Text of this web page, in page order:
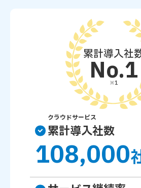
累計導入社
No.1
※1
クラウドサービス
累計導入社数
108,000